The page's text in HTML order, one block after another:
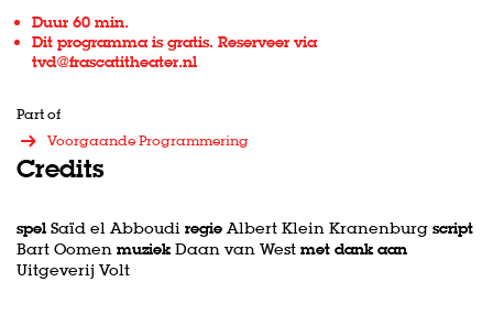
Duur 60 min.
Dit programma is gratis. Reserveer via
tvd@frascatitheater.nl
Part of
Voorgaande Programmering
Credits
spel Saïd el Abboudi regieAlbert Klein Kranenburg script
Bart Oomen muziekDaan van West met dank aan
Uitgeverij Volt